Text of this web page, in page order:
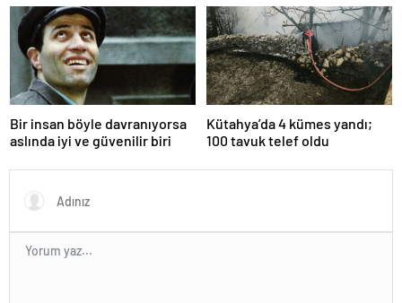
Bir insan böyle davranıyorsa
aslında iyi ve güvenilir biri
Kütahya’da 4 kümes yandı;
100 tavuk telef oldu